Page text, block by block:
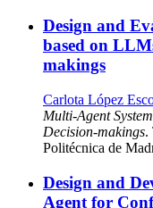
Design and
based on
makings
Carlota López
Multi-Agent
Decision-makings.
Politécnica de
Design and
Agent for